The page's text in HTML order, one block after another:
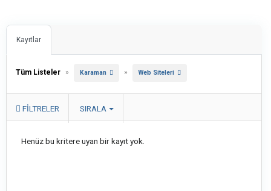
Kayıtlar
Tüm Listeler » Karaman » Web Siteleri
FILTRELER SIRALA
Henüz bu kritere uyan bir kayıt yok.